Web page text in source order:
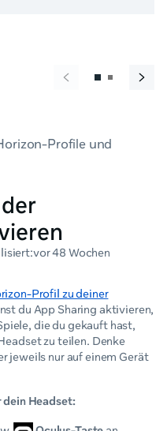
Profile und
vor 48 Wochen
Profil zu deiner
du App Sharing aktivieren,
die du gekauft hast,
zu teilen. Denke
jeweils nur auf einem Gerät
Headset: